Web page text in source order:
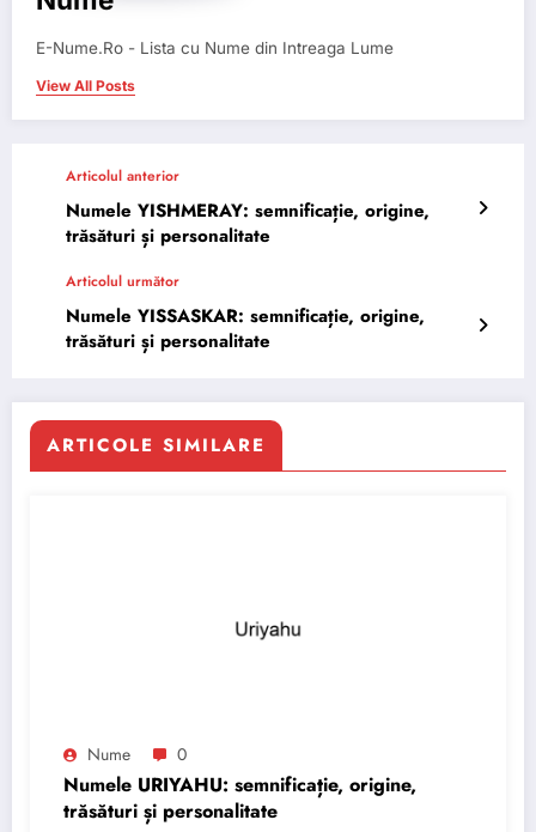
E-Nume.Ro - Lista cu Nume din Intreaga Lume
View All Posts
Articolul anterior
Numele YISHMERAY: semnificație, origine,
trăsături și personalitate
Articolul următor
Numele YISSASKAR: semnificație, origine,
trăsături și personalitate
ARTICOLE SIMILARE
Nume 0
Numele URIYAHU: semnificație, origine,
trăsături și personalitate